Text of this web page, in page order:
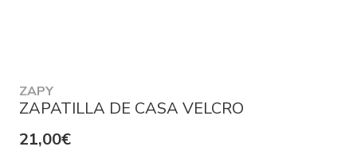
ZAPY
ZAPATILLA DE CASA VELCRO
21,00€